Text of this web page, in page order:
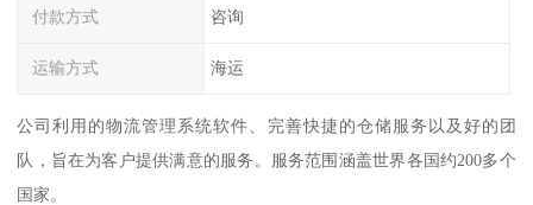
付款方式 咨询
运输方式 海运
公司利用的物流管理系统软件、完善快捷的仓储服务以及好的团
队，旨在为客户提供满意的服务。服务范围涵盖世界各国约200多个
国家。